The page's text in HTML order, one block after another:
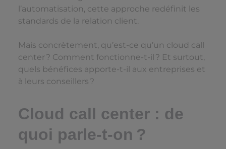
l’automatisation, cette approche redéfinit les
standards de la relation client.
Mais concrètement, qu’est-ce qu’un cloud call
center ? Comment fonctionne-t-il ? Et surtout,
quels bénéfices apporte-t-il aux entreprises et
à leurs conseillers ?
Cloud call center : de
quoi parle-t-on ?